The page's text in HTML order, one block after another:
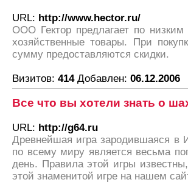
URL: http://www.hector.ru/
ООО Гектор предлагает по
хозяйственные товары. При
сумму предоставляются скидки.
Визитов: 414Добавлен: 06.12.2006
Все что вы хотели знать о
URL: http://g64.ru
Древнейшая игра зародившаяся в
по всему миру является весьма
день. Правила этой игры
этой знаменитой игре на нашем